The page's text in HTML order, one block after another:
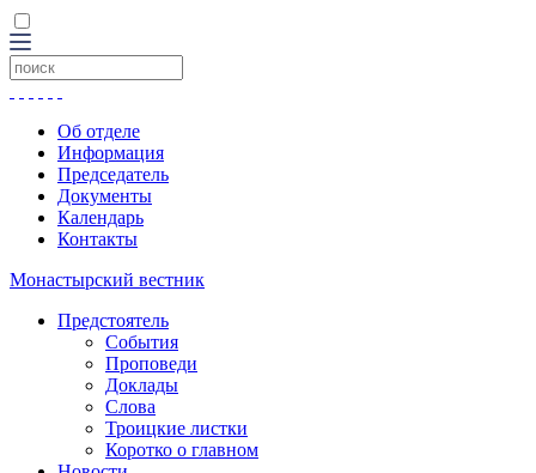
Об отделе
Информация
Председатель
Документы
Календарь
Контакты
Монастырский вестник
Предстоятель
События
Проповеди
Доклады
Слова
Троицкие листки
Коротко о главном